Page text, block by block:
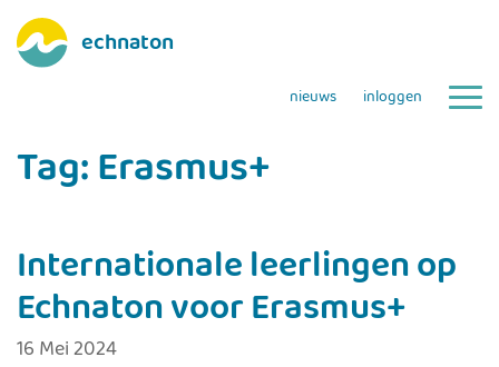
echnaton
nieuws inloggen
Tag:Erasmus+
Internationale leerlingen op
Echnaton voor Erasmus+
16 Mei 2024